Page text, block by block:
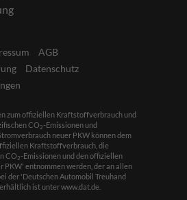
AGB
Datenschutz
zum offiziellen Kraftstoffverbrauch und
CO2-Emissionen und
neuer PKW können dem
Kraftstoffverbrauch, die
CO2-Emissionen und den offiziellen
PKW' entnommen werden, der an allen
der 'Deutschen Automobil Treuhand
ist unter www.dat.de.